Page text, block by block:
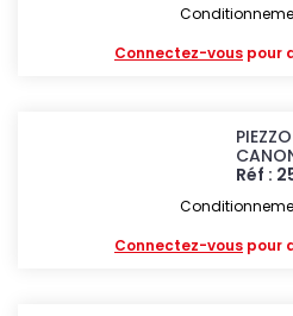
Connectez-vous pour
Réf :
Connectez-vous pour